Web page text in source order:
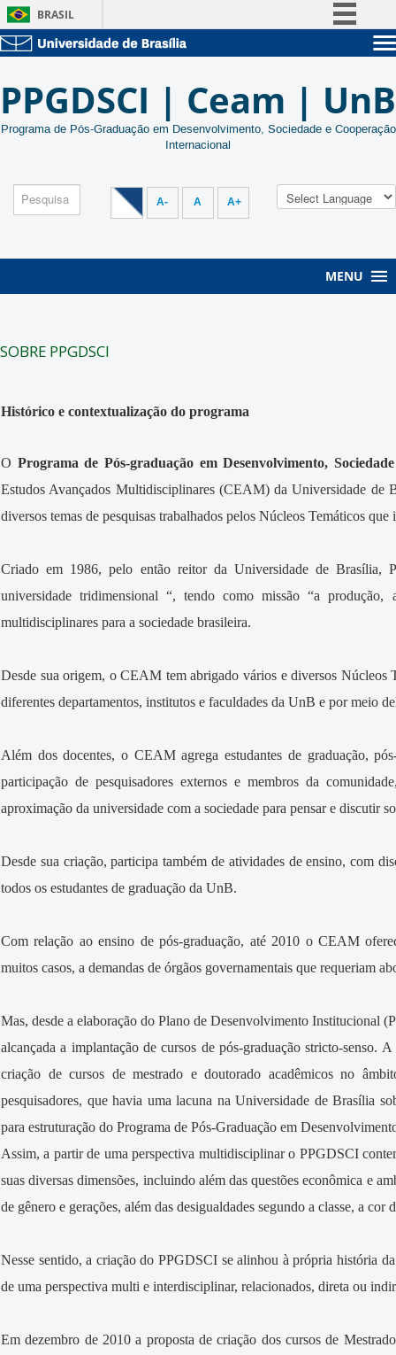
BRASIL
Participe
Acesso à informação
Canais
Unidades acadêmicas
Estude na UnB
Graduação
Pós-Graduação
PPGDSCI | Ceam | UnB
Programa de Pós-Graduação em Desenvolvimento, Sociedade e Cooperação
Internacional
A- A A+
MENU
SOBRE PPGDSCI
Histórico e contextualização do programa
O Programa de Pós-graduação em Desenvolvimento,
Estudos Avançados Multidisciplinares (CEAM) da Universidade de
diversos temas de pesquisas trabalhados pelos Núcleos Temáticos
Criado em 1986, pelo então reitor da Universidade de
universidade tridimensional “, tendo como missão “a produção,
multidisciplinares para a sociedade brasileira.
Desde sua origem, o CEAM tem abrigado vários e diversos Núcleos
diferentes departamentos, institutos e faculdades da UnB e por meio
Além dos docentes, o CEAM agrega estudantes de graduação,
participação de pesquisadores externos e membros da
aproximação da universidade com a sociedade para pensar e discutir
Desde sua criação, participa também de atividades de ensino, com
todos os estudantes de graduação da UnB.
Com relação ao ensino de pós-graduação, até 2010 o CEAM
muitos casos, a demandas de órgãos governamentais que requeriam
Mas, desde a elaboração do Plano de Desenvolvimento Institucional
alcançada a implantação de cursos de pós-graduação stricto-senso.
criação de cursos de mestrado e doutorado acadêmicos no
pesquisadores, que havia uma lacuna na Universidade de Brasília
para estruturação do Programa de Pós-Graduação em
Assim, a partir de uma perspectiva multidisciplinar o PPGDSCI
suas diversas dimensões, incluindo além das questões econômica e
de gênero e gerações, além das desigualdades segundo a classe, a
Nesse sentido, a criação do PPGDSCI se alinhou à própria história
de uma perspectiva multi e interdisciplinar, relacionados, direta ou
Em dezembro de 2010 a proposta de criação dos cursos de